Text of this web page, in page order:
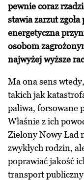
pewnie coraz
stawia zarzut
energetyczna
osobom
najwyżej wyższe
Ma ona sens
takich jak
paliwa, forsowane
Właśnie z ich
Zielony Nowy Ład
zwykłych rodzin,
poprawiać jakość
transport